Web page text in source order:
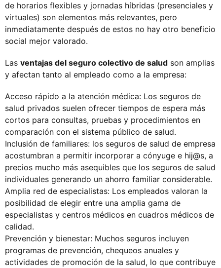
de horarios flexibles y jornadas híbridas (presenciales y
virtuales) son elementos más relevantes, pero
inmediatamente después de estos no hay otro beneficio
social mejor valorado.
Las ventajas del seguro colectivo de salud son amplias
y afectan tanto al empleado como a la empresa:
Acceso rápido a la atención médica: Los seguros de
salud privados suelen ofrecer tiempos de espera más
cortos para consultas, pruebas y procedimientos en
comparación con el sistema público de salud.
Inclusión de familiares: los seguros de salud de empresa
acostumbran a permitir incorporar a cónyuge e hij@s, a
precios mucho más asequibles que los seguros de salud
individuales generando un ahorro familiar considerable.
Amplia red de especialistas: Los empleados valoran la
posibilidad de elegir entre una amplia gama de
especialistas y centros médicos en cuadros médicos de
calidad.
Prevención y bienestar: Muchos seguros incluyen
programas de prevención, chequeos anuales y
actividades de promoción de la salud, lo que contribuye